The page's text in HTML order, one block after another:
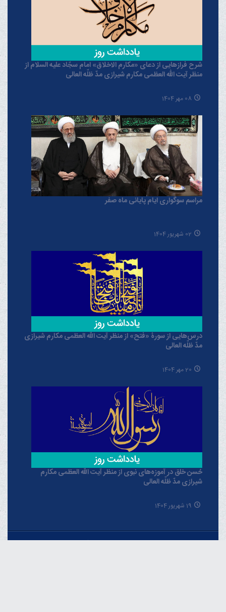
شرح فرازهایی از دعای «مکارم الاخلاق» امام سجّاد علیه السلام از
منظر آیت الله العظمی مکارم شیرازی مدّ ظلّه العالی
08 مهر 1404
مراسم سوگواری ایام پایانی ماه صفر
02 شهریور 1404
درس‌هایی از سورۀ «فتح» از منظر آیت الله العظمی مکارم شیرازی
مدّ ظلّه العالی
20 مهر 1404
حُسن خلق در آموزه‌های نبوی از منظر آیت الله العظمی مکارم
شیرازی مدّ ظلّه العالی
19 شهریور 1404